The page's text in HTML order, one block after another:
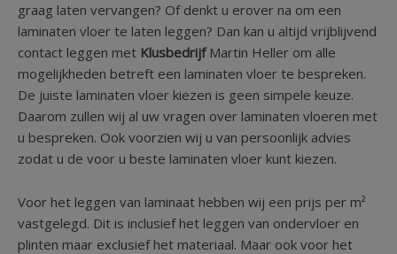
graag laten vervangen? Of denkt u erover na om een
laminaten vloer te laten leggen? Dan kan u altijd vrijblijvend
contact leggen met KlusbedrijfMartin Heller om alle
mogelijkheden betreft een laminaten vloer te bespreken.
De juiste laminaten vloer kiezen is geen simpele keuze.
Daarom zullen wij al uw vragen over laminaten vloeren met
u bespreken. Ook voorzien wij u van persoonlijk advies
zodat u de voor u beste laminaten vloer kunt kiezen.
Voor het leggen van laminaat hebben wij een prijs per m²
vastgelegd. Dit is inclusief het leggen van ondervloer en
plinten maar exclusief het materiaal. Maar ook voor het